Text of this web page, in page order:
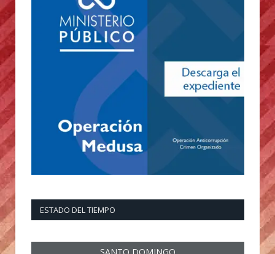
ESTADO DEL TIEMPO
SANTO DOMINGO